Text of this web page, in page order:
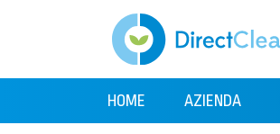
HOME AZIENDA